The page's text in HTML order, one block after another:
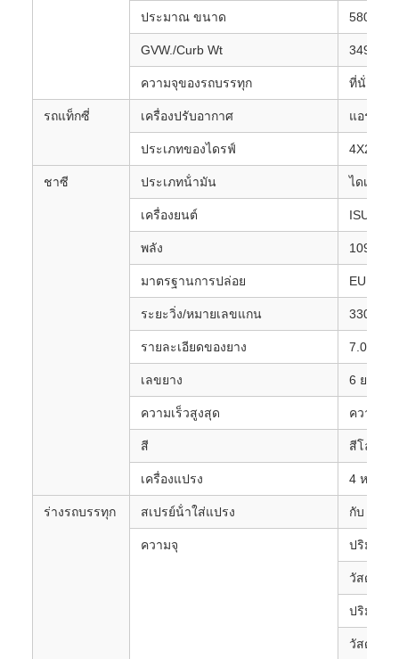
ประมาณ ขนาด
GVW./Curb Wt 3495/
ความจุของรถบรรทุก ที่นั่ง 2 ค
รถแท็กซี่ เครื่องปรับอากาศ แอร์เป็น
ประเภทของไดรฟ์ 4X2, ขว
ชาซี ประเภทน้ํามัน ไดเซล
เครื่องยนต์ ISUZU
พลัง 109hp
มาตรฐานการปล่อย EURO 4
ระยะวิ่ง/หมายเลขแกน 3308 ม
รายละเอียดของยาง 7.00R16
เลขยาง 6 ยางแล
ความเร็วสูงสุด ความเร็
สี สีโลหะ
เครื่องแปรง 4 หน่วย
ร่างรถบรรทุก สเปรย์น้ําใส่แปรง กับ
ความจุ ปริมาณถั
วัสดุ: สแ
ปริมาณถั
วัสดุ: เห